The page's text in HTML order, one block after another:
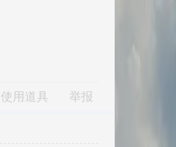
使用道具 举报